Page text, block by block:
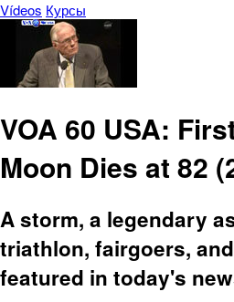
Vídeos Курсы
VOA 60 USA:
Moon Dies at 82
A storm, a legendary
triathlon, fairgoers,
featured in today's